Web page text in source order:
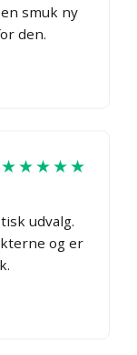
smuk ny
den.
★★★★★
udvalg.
og er